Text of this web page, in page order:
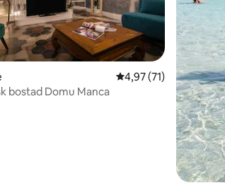
4,97 av 5 i
4,97 (71)
bostad Domu Manca